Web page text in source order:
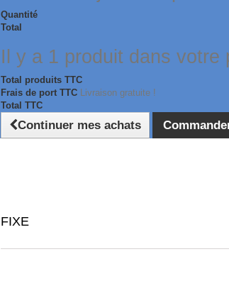
Quantité
Total
Il y a 1 produit dans votre
Total produits TTC
Frais de port TTC Livraison gratuite !
Total TTC
Continuer mes achats
FIXE